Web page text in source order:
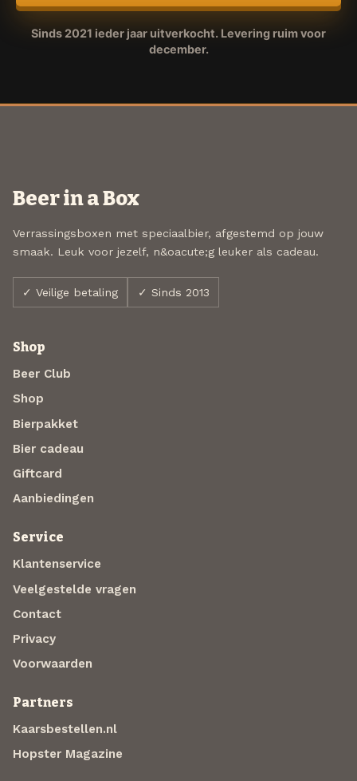
Sinds 2021 ieder jaar uitverkocht. Levering ruim voor
december.
Beer in a Box
Verrassingsboxen met speciaalbier, afgestemd op jouw
smaak. Leuk voor jezelf, n&oacute;g leuker als cadeau.
✓ Veilige betaling ✓ Sinds 2013
Shop
Beer Club
Shop
Bierpakket
Bier cadeau
Giftcard
Aanbiedingen
Service
Klantenservice
Veelgestelde vragen
Contact
Privacy
Voorwaarden
Partners
Kaarsbestellen.nl
Hopster Magazine